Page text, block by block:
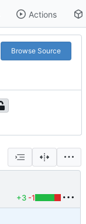
Actions
Browse Source
+3 -1